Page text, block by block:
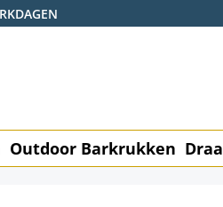
Outdoor Barkrukken